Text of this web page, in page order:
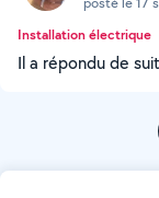
Installation électrique
Il a répondu de